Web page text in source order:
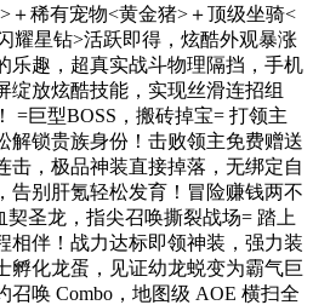
＋稀有宠物<黄金猪>＋顶级坐骑<
耀星钻>活跃即得，炫酷外观暴涨
乐趣，超真实战斗物理隔挡，手机
绽放炫酷技能，实现丝滑连招组
=巨型BOSS，搬砖掉宝= 打领主
解锁贵族身份！击败领主免费赠送
击，极品神装直接掉落，无绑定自
告别肝氪轻松发育！冒险赚钱两不
圣龙，指尖召唤撕裂战场= 踏上
相伴！战力达标即领神装，强力装
孵化龙蛋，见证幼龙蜕变为霸气巨
唤 Combo，地图级 AOE 横扫全